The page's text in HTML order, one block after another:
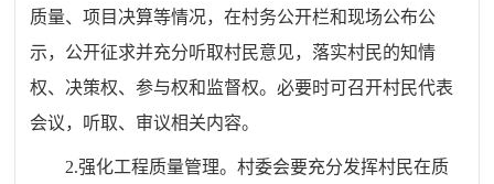
质量、项目决算等情况，在村务公开栏和现场公布公
示，公开征求并充分听取村民意见，落实村民的知情
权、决策权、参与权和监督权。必要时可召开村民代表
会议，听取、审议相关内容。
2.强化工程质量管理。村委会要充分发挥村民在质